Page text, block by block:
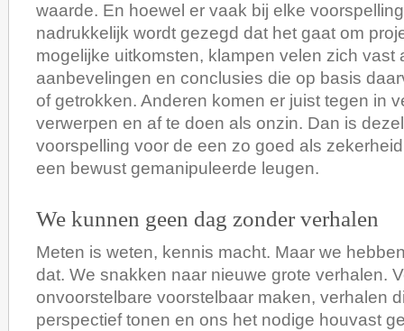
waarde. En hoewel er vaak bij elke
nadrukkelijk wordt gezegd dat het gaat om
mogelijke uitkomsten, klampen velen zich vast
aanbevelingen en conclusies die op basis
of getrokken. Anderen komen er juist tegen in
verwerpen en af te doen als onzin. Dan is
voorspelling voor de een zo goed als
een bewust gemanipuleerde leugen.
We kunnen geen dag zonder verhalen
Meten is weten, kennis macht. Maar we
dat. We snakken naar nieuwe grote verhalen.
onvoorstelbare voorstelbaar maken, verhalen
perspectief tonen en ons het nodige houvast